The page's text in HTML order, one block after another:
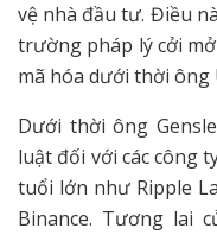
vệ nhà đầu tư. Điều
trường pháp lý cởi
mã hóa dưới thời ông
Dưới thời ông
luật đối với các công
tuổi lớn như Ripple
Binance. Tương lai